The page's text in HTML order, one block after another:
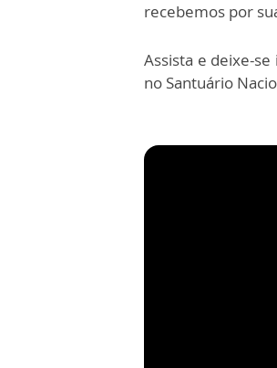
recebemos por
Assista e deixe-
no Santuário